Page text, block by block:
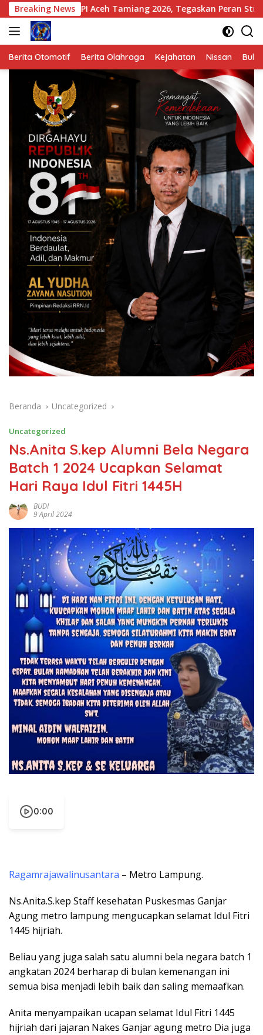
Langsung
ke
konten
Breaking News
Aceh Tamiang 2026, Tegaskan Peran Strategis Komunikasi
Berita Otomotif Berita Olahraga Kejahatan Nissan
Beranda Uncategorized
Uncategorized
Ns.Anita S.kep Alumni Bela Negara
Batch 1 2024 Ucapkan Selamat
Hari Raya Idul Fitri 1445H
BUDI
9 April 2024
0:00
Ragamrajawalinusantara – Metro Lampung.
Ns.Anita.S.kep Staff kesehatan Puskesmas Ganjar
Agung metro lampung mengucapkan selamat Idul Fitri
1445 hijriah.
Beliau yang juga salah satu alumni bela negara batch 1
angkatan 2024 berharap di bulan kemenangan ini
semua bisa menjadi lebih baik dan saling memaafkan.
Anita menyampaikan ucapan selamat Idul Fitri 1445
hijriah dari jajaran Nakes Ganjar agung metro Dia juga